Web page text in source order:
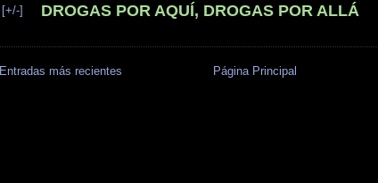
[+/-] DROGAS POR AQUÍ, DROGAS POR ALLÁ
Entradas más recientes Página Principal